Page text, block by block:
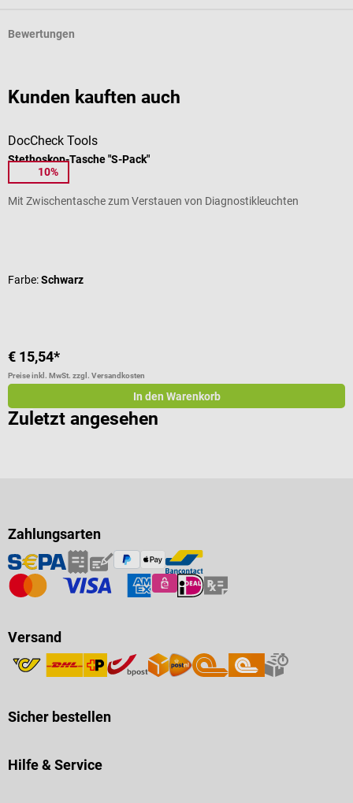
Bewertungen
Kunden kauften auch
10%
DocCheck Tools
Stethoskop-Tasche "S-Pack"
Mit Zwischentasche zum Verstauen von Diagnostikleuchten
Farbe:Schwarz
€ 15,54*
Preise inkl. MwSt. zzgl. Versandkosten
In den Warenkorb
Zuletzt angesehen
Zahlungsarten
Versand
Sicher bestellen
Hilfe & Service